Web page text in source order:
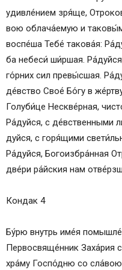
удивле́нием зря́ще,
вою облача́емую и
воспе́ша Те­бе́ та­ко­ва́я:
ба не­бе­си́ ши́ршая.
го́рних сил превы́сшая.
де́вство Свое́ Бо́­гу в
Голуби́це Нескве́рная,
Ра́­дуй­ся, с де́вственными
дуй­ся, с горя́щими
Ра́­дуй­ся, Бо­го­из­бра́н­ная
две́ри ра́йс­кия нам
Кондак 4
Бу́­рю внутрь име́я
Первосвяще́нник Заха́рия
хра́­му Госпо́дню со